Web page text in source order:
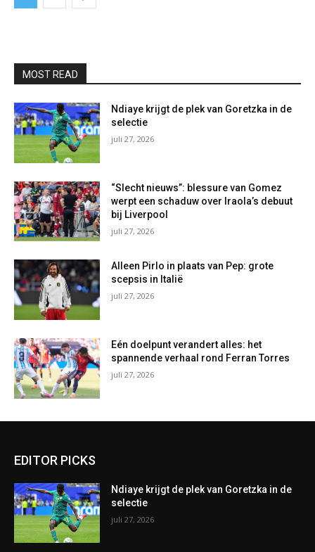
MOST READ
Ndiaye krijgt de plek van Goretzka in de
selectie
juli 27, 2026
“Slecht nieuws”: blessure van Gomez
werpt een schaduw over Iraola’s debuut
bij Liverpool
juli 27, 2026
Alleen Pirlo in plaats van Pep: grote
scepsis in Italië
juli 27, 2026
Eén doelpunt verandert alles: het
spannende verhaal rond Ferran Torres
juli 27, 2026
EDITOR PICKS
Ndiaye krijgt de plek van Goretzka in de
selectie
juli 27, 2026